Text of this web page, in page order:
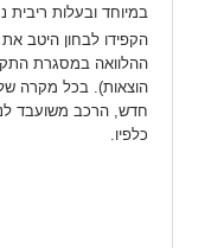
במיוחד ובעלות ריבית
הקפידו לבחון היטב
ההלוואה במסגרת
הוצאות). בכל מקרה
חדש, הרכב משועבד
כלפיו.